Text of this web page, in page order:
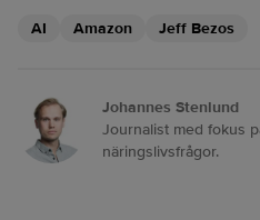
AI Amazon Jeff Bezos
Johannes Stenlund
Journalist med fokus
näringslivsfrågor.